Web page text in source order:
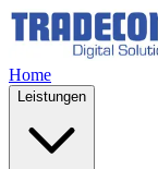
Home
Leistungen